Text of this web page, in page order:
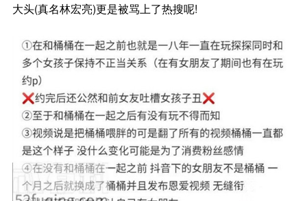
大头(真名林宏亮)更是被骂上了热搜呢!